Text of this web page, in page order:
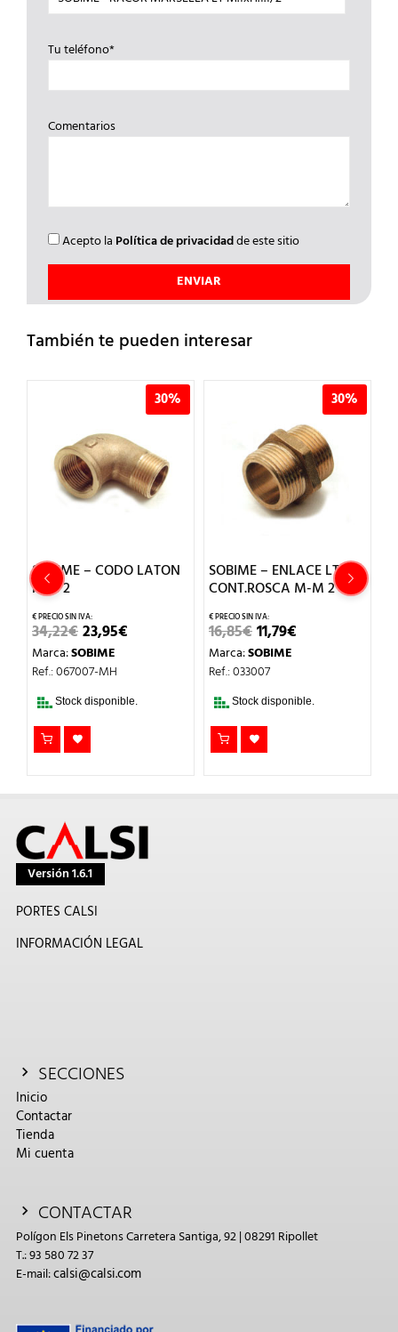
Tu teléfono*
Comentarios
Acepto la Política de privacidadde este sitio
También te pueden interesar
30%
SOBIME – CODO LATON
M-H 2
34,22€EL
PRECIO
ORIGINAL
ERA:
23,95€
Marca:SOBIME
Ref.: 067007-MH
Stock disponible.
30%
SOBIME – ENLACE LT
CONT.ROSCA M-M 2
16,85€EL
PRECIO
ORIGINAL
ERA:
11,79€
Marca:SOBIME
Ref.: 033007
Stock disponible.
Versión 1.6.1
PORTES CALSI
INFORMACIÓN LEGAL
SECCIONES
Inicio
Contactar
Tienda
Mi cuenta
CONTACTAR
Polígon Els Pinetons Carretera Santiga, 92 | 08291 Ripollet
T.: 93 580 72 37
E-mail:calsi@calsi.com